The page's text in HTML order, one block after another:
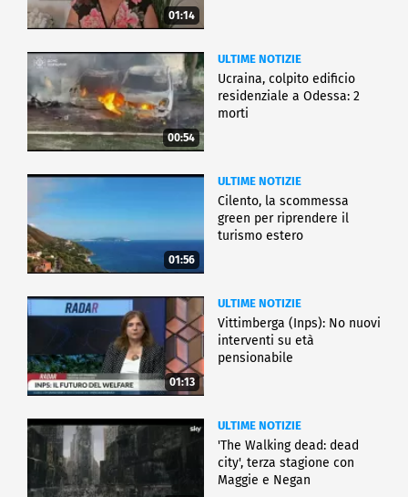
01:14
00:54
ULTIME NOTIZIE
Ucraina, colpito edificio
residenziale a Odessa: 2
morti
01:56
ULTIME NOTIZIE
Cilento, la scommessa
green per riprendere il
turismo estero
01:13
ULTIME NOTIZIE
Vittimberga (Inps): No nuovi
interventi su età
pensionabile
ULTIME NOTIZIE
'The Walking dead: dead
city', terza stagione con
Maggie e Negan